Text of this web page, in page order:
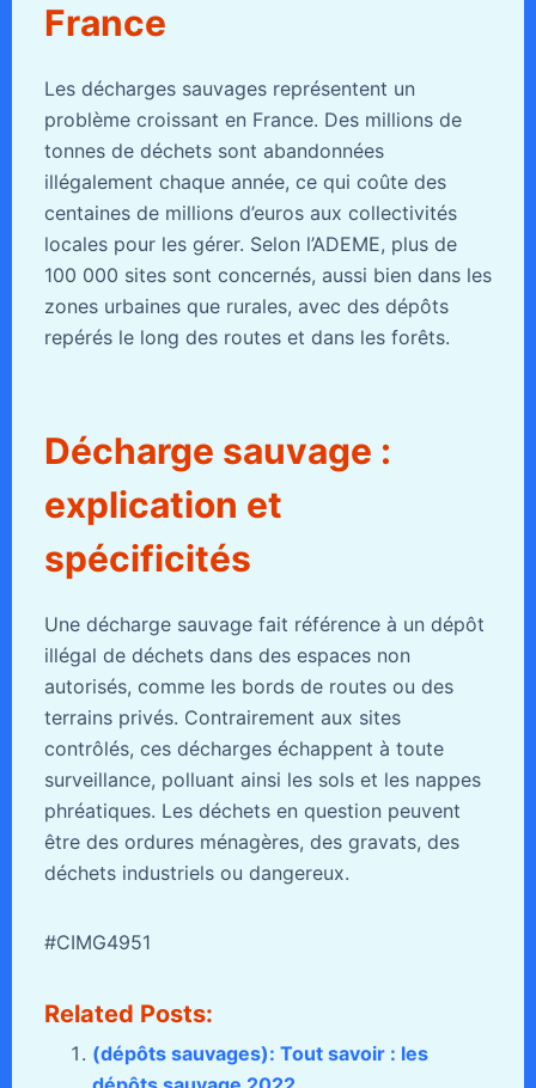
France
Les décharges sauvages représentent un
problème croissant en France. Des millions de
tonnes de déchets sont abandonnées
illégalement chaque année, ce qui coûte des
centaines de millions d’euros aux collectivités
locales pour les gérer. Selon l’ADEME, plus de
100 000 sites sont concernés, aussi bien dans les
zones urbaines que rurales, avec des dépôts
repérés le long des routes et dans les forêts.
Décharge sauvage :
explication et
spécificités
Une décharge sauvage fait référence à un dépôt
illégal de déchets dans des espaces non
autorisés, comme les bords de routes ou des
terrains privés. Contrairement aux sites
contrôlés, ces décharges échappent à toute
surveillance, polluant ainsi les sols et les nappes
phréatiques. Les déchets en question peuvent
être des ordures ménagères, des gravats, des
déchets industriels ou dangereux.
#CIMG4951
Related Posts:
(dépôts sauvages): Tout savoir : les